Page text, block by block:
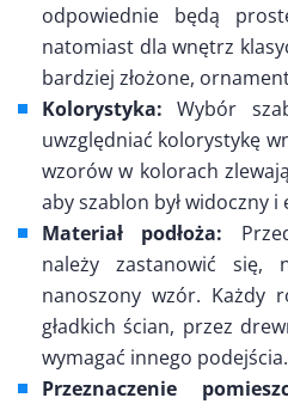
odpowiednie będą
natomiast dla wnętrz
bardziej złożone,
Kolorystyka: Wybór
uwzględniać kolorystykę
wzorów w kolorach
aby szablon był widoczny i
Materiał podłoża:
należy zastanowić się,
nanoszony wzór. Każdy
gładkich ścian, przez
wymagać innego podejścia.
Przeznaczenie